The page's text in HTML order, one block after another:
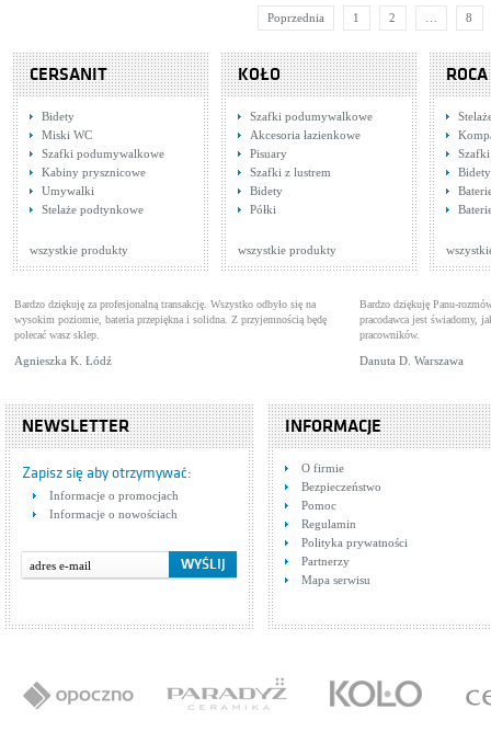
Poprzednia 1 2 8
CERSANIT
Bidety
Miski WC
Szafki podumywalkowe
Kabiny prysznicowe
Umywalki
Stelaże podtynkowe
wszystkie produkty
KOŁO
Szafki podumywalkowe
Akcesoria łazienkowe
Pisuary
Szafki z lustrem
Bidety
Półki
wszystkie produkty
ROCA
Bidety
Bardzo dziękuję za profesjonalną transakcję. Wszystko odbyło się na
wysokim poziomie, bateria przepiękna i solidna. Z przyjemnością będę
polecać wasz sklep.
Agnieszka K. Łódź
Bardzo dziękuję Panu-
pracodawca jest świadomy,
pracowników.
Danuta D. Warszawa
NEWSLETTER
Zapisz się aby otrzymywać:
Informacje o promocjach
Informacje o nowościach
INFORMACJE
O firmie
Bezpieczeństwo
Pomoc
Regulamin
Polityka prywatności
Partnerzy
Mapa serwisu